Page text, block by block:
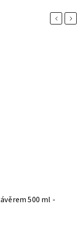
Previous
500 ml -
Next